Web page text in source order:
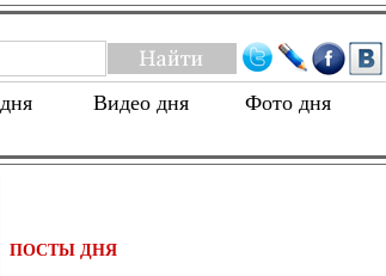
Видео дня Фото дня
ПОСТЫ ДНЯ